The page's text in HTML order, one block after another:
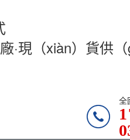
·現（xiàn）貨供
全